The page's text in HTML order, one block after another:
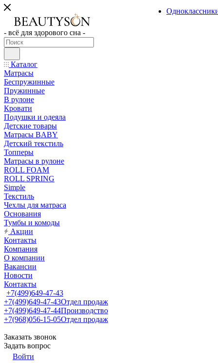
- всё для здорового сна -
Каталог
Матрасы
Беспружинные
Пружинные
В рулоне
Кровати
Подушки и одеяла
Детские товары
Матрасы BABY
Детский текстиль
Топперы
Матрасы в рулоне
ROLL FOAM
ROLL SPRING
Simple
Текстиль
Чехлы для матраса
Основания
Тумбы и комоды
Акции
Контакты
Компания
О компании
Вакансии
Новости
Контакты
+7(499)649-47-43
+7(499)649-47-43Отдел продаж
+7(499)649-47-44Производство
+7(968)056-15-05Отдел продаж
Заказать звонок
Задать вопрос
Войти